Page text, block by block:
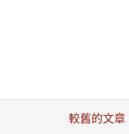
較舊的文章